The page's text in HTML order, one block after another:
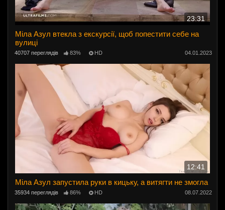
23:31
Міла Азул втекла з екскурсії, щоб попестити себе на
вулиці
40707 переглядів 83% HD 04.01.2023
12:41
Міла Азул запустила руки в кицьку, а витягти не змогла
35934 переглядів 86% HD 08.07.2022